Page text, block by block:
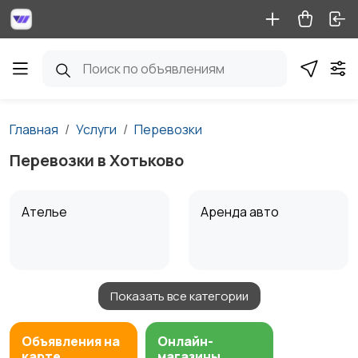
Главная Услуги Перевозки
Перевозки в Хотьково
Ателье Аренда авто
Аренда водного
транспорта
Аренда спецтехники
Показать все категории
Объявления на
Онлайн-